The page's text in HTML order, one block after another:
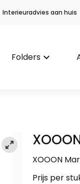
Interieuradvies aan huis
Folders keyboard_arrow_down
XOOON
Prijs per